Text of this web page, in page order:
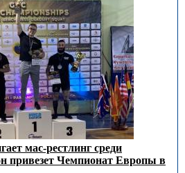
мас-рестлинг среди
привезет Чемпионат Европы в